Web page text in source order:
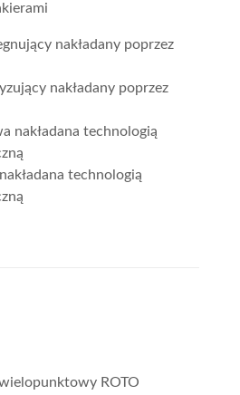
nakładany poprzez
nakładany poprzez
nakładana technologią
technologią
ROTO